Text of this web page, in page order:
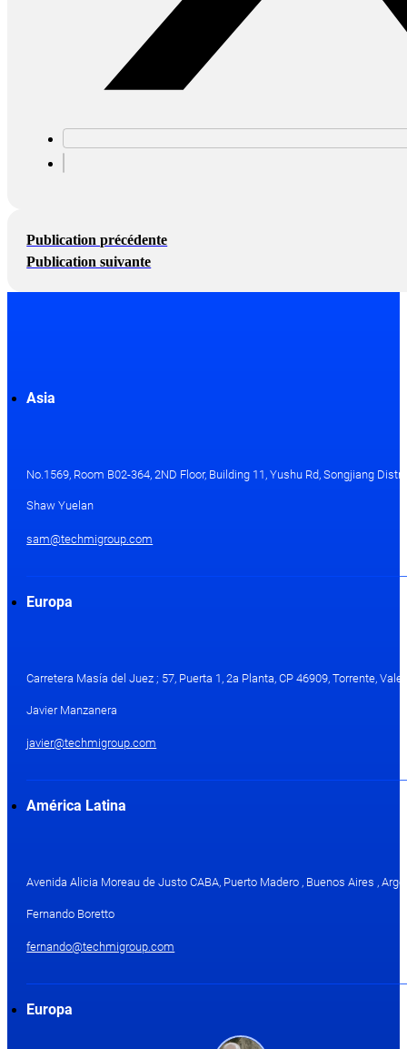
Publication précédente
Publication suivante
Asia
No.1569, Room B02-364, 2ND Floor, Building 11, Yushu Rd, Songjiang
Shaw Yuelan
sam@techmigroup.com
Europa
Carretera Masía del Juez ; 57, Puerta 1, 2a Planta, CP 46909, Torrente,
Javier Manzanera
javier@techmigroup.com
América Latina
Avenida Alicia Moreau de Justo CABA, Puerto Madero , Buenos Aires ,
Fernando Boretto
fernando@techmigroup.com
Europa